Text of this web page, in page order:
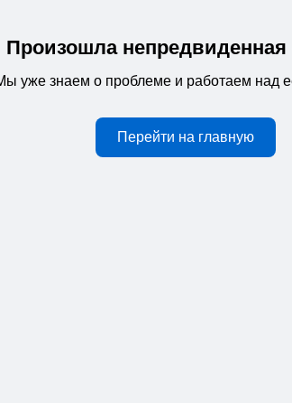
Произошла
уже знаем о проблеме и работаем над
Перейти на главную